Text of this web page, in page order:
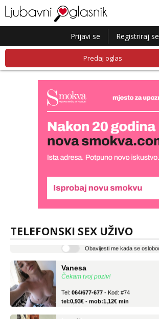
Prijavi se Registriraj se
Predaj oglas
TELEFONSKI SEX UŽIVO
Biljana
Razgovaram :)
tel:0,93€ - mob:1,12€ min
Čekam tvoj poziv!
tel:0,93€ - mob:1,12€ min